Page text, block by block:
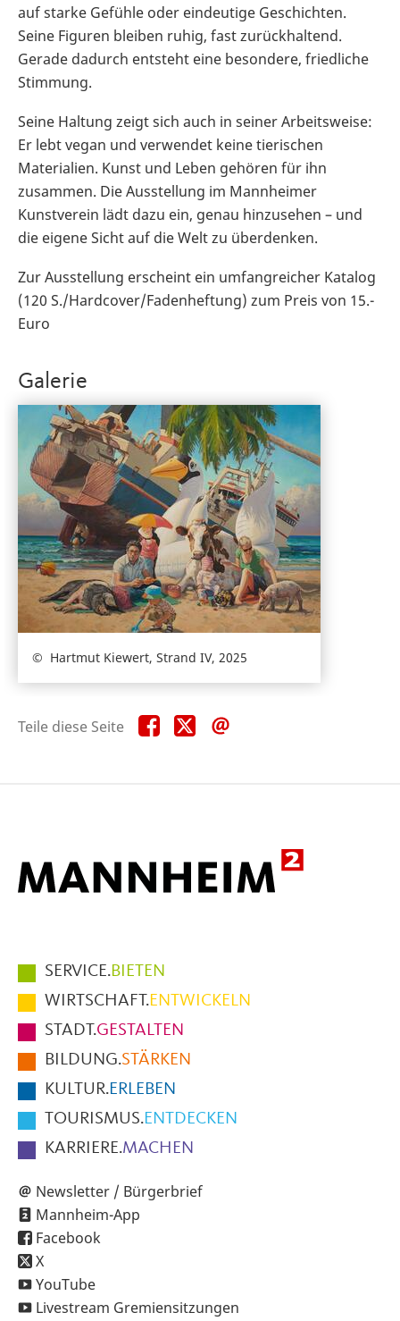
auf starke Gefühle oder eindeutige Geschichten.
Seine Figuren bleiben ruhig, fast zurückhaltend.
Gerade dadurch entsteht eine besondere, friedliche
Stimmung.
Seine Haltung zeigt sich auch in seiner Arbeitsweise:
Er lebt vegan und verwendet keine tierischen
Materialien. Kunst und Leben gehören für ihn
zusammen. Die Ausstellung im Mannheimer
Kunstverein lädt dazu ein, genau hinzusehen – und
die eigene Sicht auf die Welt zu überdenken.
Zur Ausstellung erscheint ein umfangreicher Katalog
(120 S./Hardcover/Fadenheftung) zum Preis von 15.-
Euro
Galerie
Hartmut Kiewert, Strand IV, 2025
Teile diese Seite Teile
diese
Teile
diese
Hauptmenüpunkte
im
Fußbereich
der
Seite
SERVICE.BIETEN
WIRTSCHAFT.ENTWICKELN
STADT.GESTALTEN
BILDUNG.STÄRKEN
KULTUR.ERLEBEN
TOURISMUS.ENTDECKEN
KARRIERE.MACHEN
Newsletter / Bürgerbrief
Mannheim-App
Facebook
X
YouTube
Livestream Gremiensitzungen